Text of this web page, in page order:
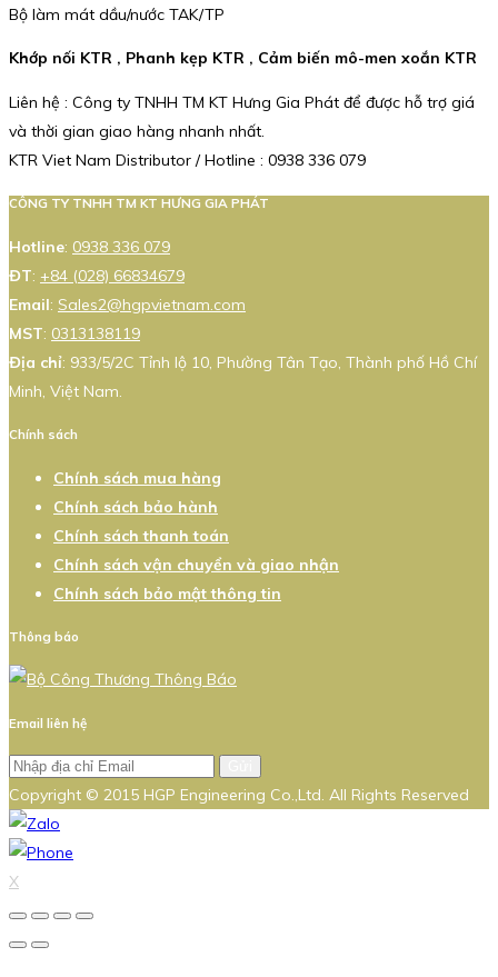
Bộ làm mát dầu/nước TAK/TP
Khớp nối KTR , Phanh kẹp KTR , Cảm biến mô-men xoắn KTR
Liên hệ : Công ty TNHH TM KT Hưng Gia Phát để được hỗ trợ giá
và thời gian giao hàng nhanh nhất.
KTR Viet Nam Distributor / Hotline : 0938 336 079
CÔNG TY TNHH TM KT HƯNG GIA PHÁT
Hotline: 0938 336 079
ĐT: +84 (028) 66834679
Email: Sales2@hgpvietnam.com
MST: 0313138119
Địa chỉ: 933/5/2C Tỉnh lộ 10, Phường Tân Tạo, Thành phố Hồ Chí
Minh, Việt Nam.
Chính sách
Chính sách mua hàng
Chính sách bảo hành
Chính sách thanh toán
Chính sách vận chuyển và giao nhận
Chính sách bảo mật thông tin
Thông báo
Email liên hệ
Copyright © 2015 HGP Engineering Co.,Ltd. All Rights Reserved
X